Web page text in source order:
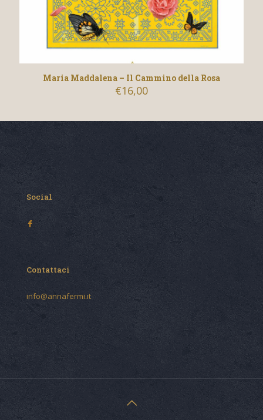
Maria Maddalena – Il Cammino della Rosa
€16,00
Social
Contattaci
info@annafermi.it